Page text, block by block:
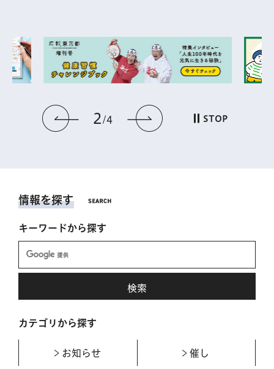
前のスライドを表示
2 4 次のスライドを表
STOP
情報を探す
キーワードから探す
カテゴリから探す
お知らせ 催し